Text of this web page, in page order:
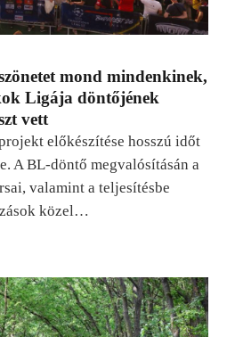
mond mindenkinek,
Ligája döntőjének
vett
előkészítése hosszú időt
A BL-döntő megvalósításán a
valamint a teljesítésbe
közel…